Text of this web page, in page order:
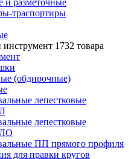
разметочные
траспортиры
1732 товара
(обдирочные)
лепестковые
лепестковые
ПП прямого профиля
для правки кругов